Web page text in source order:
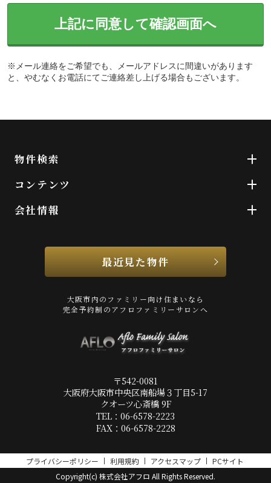
上記に同意して確認画面へ
※メール連絡をご希望でも、メールアドレスに間違いがあります
と、やむなくお電話にてご連絡差し上げる場合もございます。
物件検索
コンテンツ
会社情報
最近見た物件
大阪市内のファミリー向け住まいなら
完全予約制のアフロファミリーサロンへ
〒542-0081
大阪府大阪市中央区南船場３丁目5-17
クオーツ心斎橋 9F
TEL：06-6578-2223
FAX：06-6578-2228
プライバシーポリシー 利用規約 アクセスマップ
PCサイト
Copyright(c) 株式会社アフロ All Rights Reserved.